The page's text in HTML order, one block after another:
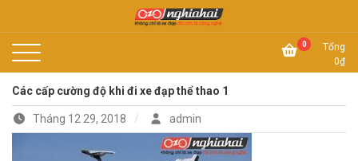
Xe đạp Nhật Nghĩa Hải 0
Tổng
0₫
Các cấp cường độ khi đi xe đạp thể thao 1
Tháng 12 29, 2018 admin